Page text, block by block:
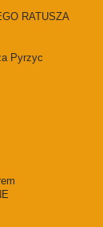
RATUSZA
Pyrzyc